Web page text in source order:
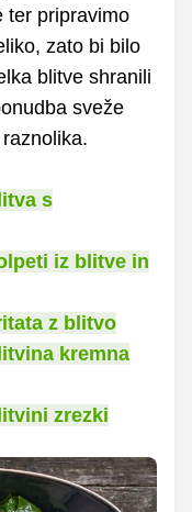
ter pripravimo
zato bi bilo
blitve shranili
sveže
s
iz blitve in
z blitvo
kremna
zrezki